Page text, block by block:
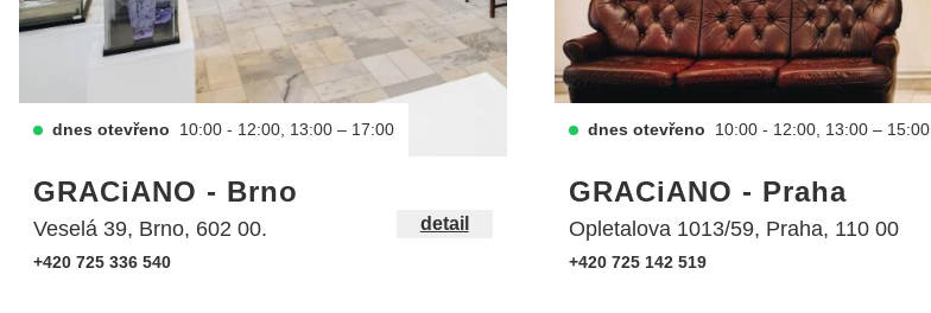
dnes otevřeno 10:00 - 12:00, 13:00 – 17:00
GRACiANO - Brno
Veselá 39, Brno, 602 00.
+420 725 336 540
detail
dnes otevřeno 10:00 - 12:00, 13:00 – 15:00
GRACiANO - Praha
Opletalova 1013/59, Praha, 110 00
+420 725 142 519